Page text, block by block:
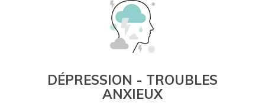
DÉPRESSION - TROUBLES
ANXIEUX